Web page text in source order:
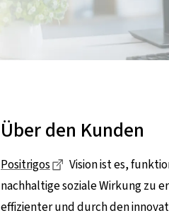
Über den Kunden
Positrigos Dieser Link führt
Vision ist es,
nachhaltige soziale Wirkung zu
effizienter und durch den